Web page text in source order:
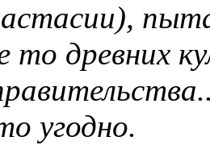
то древних
угодно.